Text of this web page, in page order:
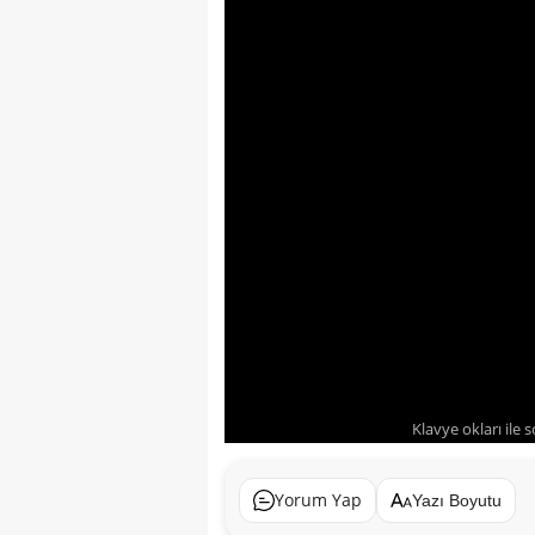
Klavye okları ile
Yorum Yap Yazı Boyutu